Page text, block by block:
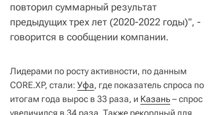
повторил суммарный результат
предыдущих трех лет (2020-2022 годы)", -
говорится в сообщении компании.
Лидерами по росту активности, по данным
CORE.XP, стали: Уфа, где показатель спроса по
итогам года вырос в 33 раза, и Казань– спрос
увеличился в 34 раза. Также рекордный для